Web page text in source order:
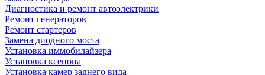
Диагностика и ремонт автоэлектрики
Ремонт генераторов
Ремонт стартеров
Замена диодного моста
Установка иммобилайзера
Установка ксенона
Установка камер заднего вида